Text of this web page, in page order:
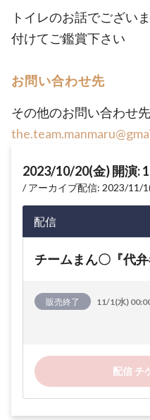
トイレのお話でござい
付けてご鑑賞下さい
お問い合わせ先
その他のお問い合わせ先
2023/10/20(金) 開演:
アーカイブ配信: 2023/11/
配信
チームまん〇『代弁
販売終了 11/1(水)
配信 チ